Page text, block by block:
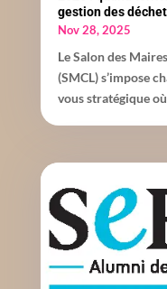
gestion des
Nov 28, 2025
Le Salon des
(SMCL) s’impose
vous stratégique où